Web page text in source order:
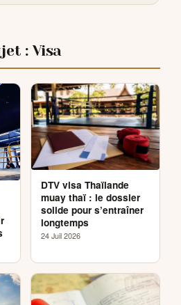
: Visa
DTV visa Thaïlande
muay thaï : le dossier
solide pour s’entraîner
longtemps
24 Juil 2026